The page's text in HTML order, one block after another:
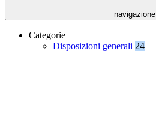
navigazione
Categorie
Disposizioni generali 24